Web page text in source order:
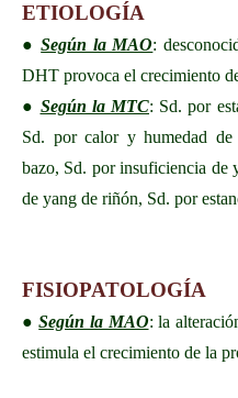
ETIOLOGÍA
●Según la MAO:
DHT provoca el crecimiento
● Según la MTC: Sd. por
Sd. por calor y humedad
bazo, Sd. por insuficiencia de
de yang de riñón, Sd. por
FISIOPATOLOGÍA
●Según la MAO: la
estimula el crecimiento de la